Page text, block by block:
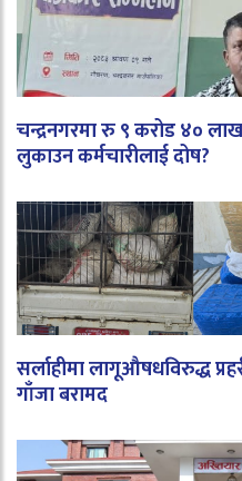
चन्द्रनगरमा रु ९ करोड ४०
लुकाउन कर्मचारीलाई दोष?
सर्लाहीमा लागूऔषधविरुद्ध
गाँजा बरामद